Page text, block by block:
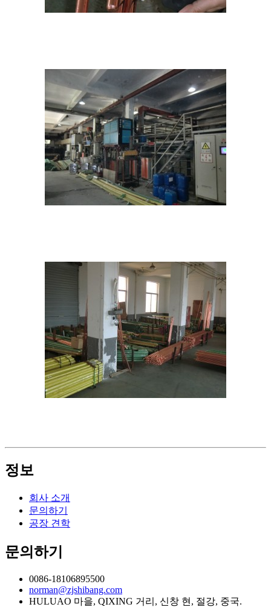
정보
회사 소개
문의하기
공장 견학
문의하기
0086-18106895500
norman@zjshibang.com
HULUAO 마을, QIXING 거리, 신창 현, 절강, 중국.